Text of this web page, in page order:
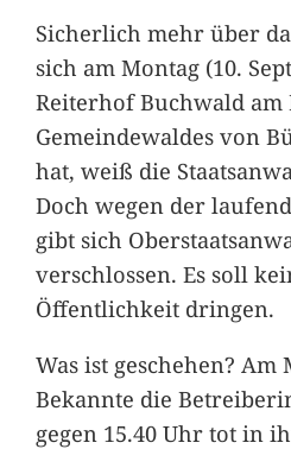
Sicherlich mehr über
sich am Montag (10.
Reiterhof Buchwald am
Gemeindewaldes von
hat, weiß die
Doch wegen der
gibt sich
verschlossen. Es soll
Öffentlichkeit dringen.
Was ist geschehen? Am
Bekannte die
gegen 15.40 Uhr tot in